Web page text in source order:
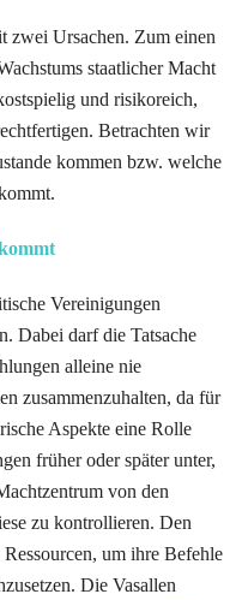
zwei Ursachen. Zum einen
staatlicher Macht
und risikoreich,
Betrachten wir
kommen bzw. welche
Vereinigungen
Dabei darf die Tatsache
alleine nie
zusammenzuhalten, da für
Aspekte eine Rolle
früher oder später unter,
von den
zu kontrollieren. Den
um ihre Befehle
Die Vasallen